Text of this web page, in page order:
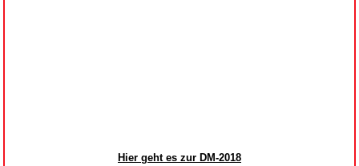
Hier geht es zur DM-2018